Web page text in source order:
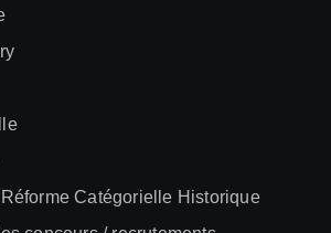
Catégorielle Historique